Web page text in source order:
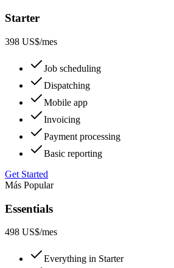
Starter
398 US$/mes
Job scheduling
Dispatching
Mobile app
Invoicing
Payment processing
Basic reporting
Get Started
Más Popular
Essentials
498 US$/mes
Everything in Starter